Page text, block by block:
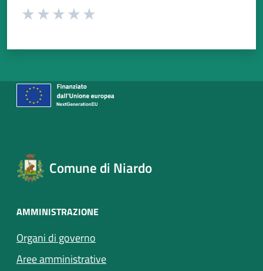
Valuta da 1 a 5 stelle la pagina
Comune di Niardo
AMMINISTRAZIONE
Organi di governo
Aree amministrative